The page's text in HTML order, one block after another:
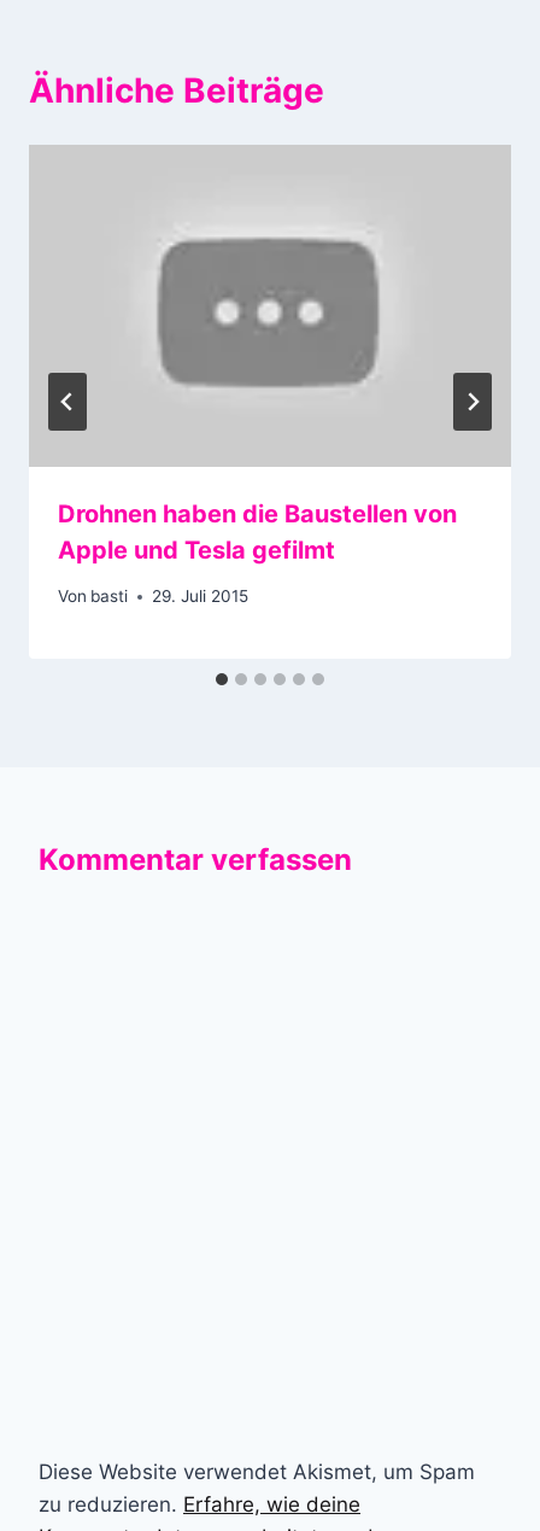
Ähnliche Beiträge
Drohnen haben die Baustellen von
Apple und Tesla gefilmt
Von basti 29. Juli 2015
Kommentar verfassen
Diese Website verwendet Akismet, um Spam
zu reduzieren. Erfahre, wie deine